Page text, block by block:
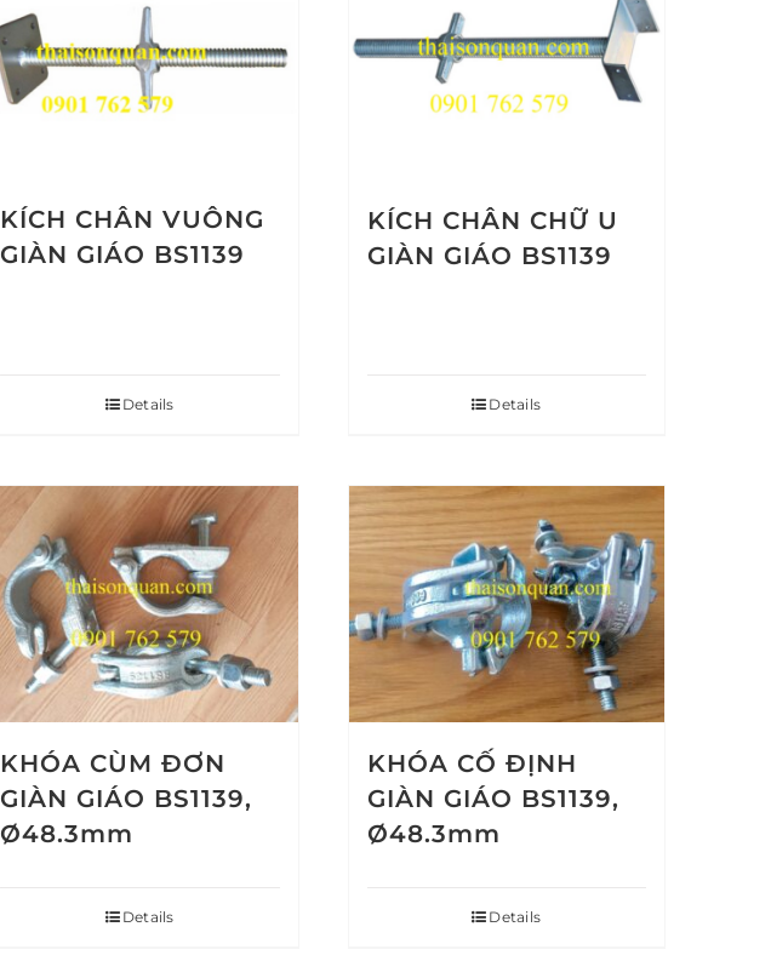
KÍCH CHÂN VUÔNG
GIÀN GIÁO BS1139
Details
KÍCH CHÂN CHỮ U
GIÀN GIÁO BS1139
Details
KHÓA CÙM ĐƠN
GIÀN GIÁO BS1139,
Ø48.3mm
Details
KHÓA CỐ ĐỊNH
GIÀN GIÁO BS1139,
Ø48.3mm
Details